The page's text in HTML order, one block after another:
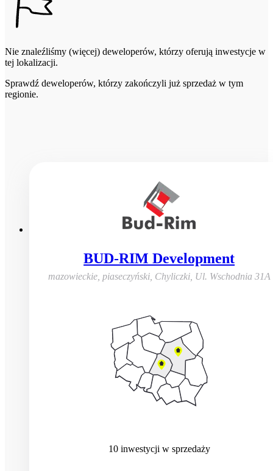
Nie znaleźliśmy (więcej) deweloperów, którzy oferują inwestycje w
tej lokalizacji.
Sprawdź deweloperów, którzy zakończyli już sprzedaż w tym
regionie.
BUD-RIM Development
mazowieckie, piaseczyński, Chyliczki, Ul. Wschodnia 31A
10 inwestycji w sprzedaży